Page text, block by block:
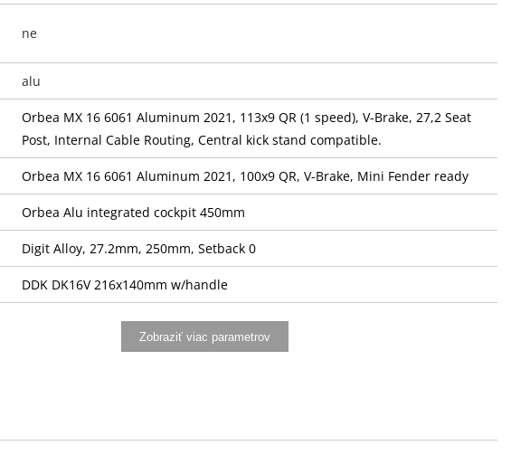
ne
alu
Orbea MX 16 6061 Aluminum 2021, 113x9 QR (1 speed), V-Brake, 27,2 Seat
Post, Internal Cable Routing, Central kick stand compatible.
Orbea MX 16 6061 Aluminum 2021, 100x9 QR, V-Brake, Mini Fender ready
Orbea Alu integrated cockpit 450mm
Digit Alloy, 27.2mm, 250mm, Setback 0
DDK DK16V 216x140mm w/handle
Junior alloy V-brake
Zobraziť viac parametrov